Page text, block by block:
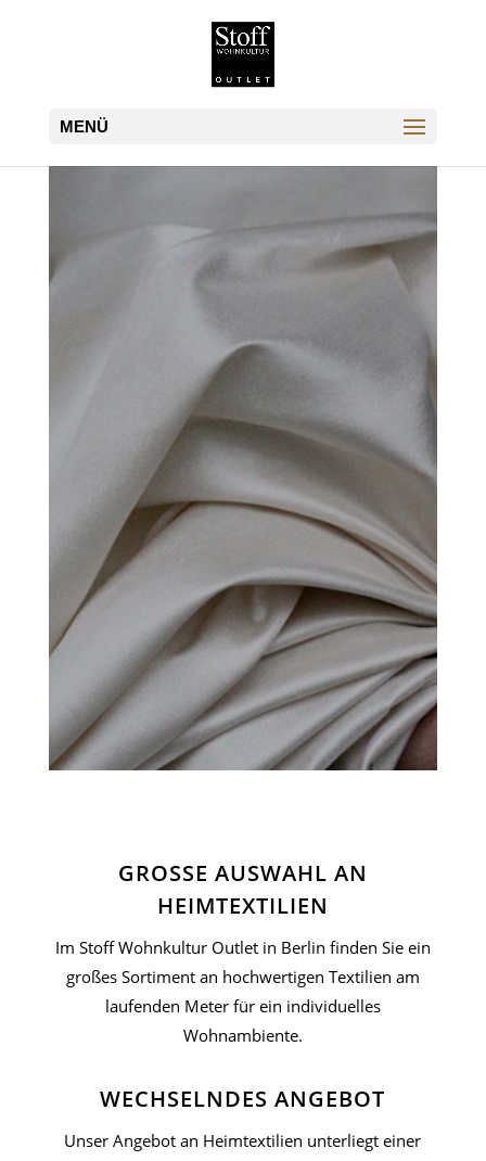
GROSSE AUSWAHL AN H
EIMTEXTILIEN
Im Stoff Wohnkultur Outlet in Berlin finden Sie ein
großes Sortiment an hochwertigen Textilien am
laufenden Meter für ein individuelles
Wohnambiente.
WECHSELNDES ANGEBOT
Unser Angebot an Heimtextilien unterliegt einer